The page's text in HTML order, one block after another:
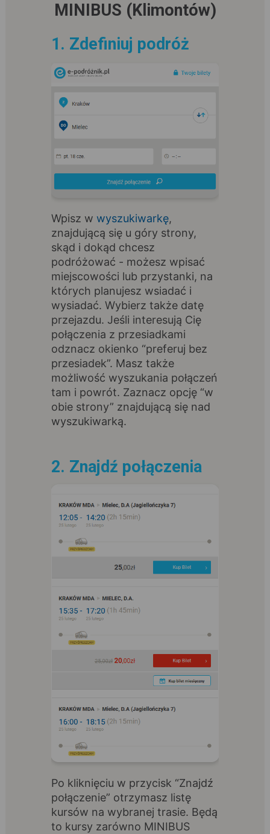
MINIBUS (Klimontów)
1. Zdefiniuj podróż
Wpisz w wyszukiwarkę,
znajdującą się u góry strony,
skąd i dokąd chcesz
podróżować - możesz wpisać
miejscowości lub przystanki, na
których planujesz wsiadać i
wysiadać. Wybierz także datę
przejazdu. Jeśli interesują Cię
połączenia z przesiadkami
odznacz okienko “preferuj bez
przesiadek”. Masz także
możliwość wyszukania połączeń
tam i powrót. Zaznacz opcję “w
obie strony” znajdującą się nad
wyszukiwarką.
2. Znajdź połączenia
Po kliknięciu w przycisk “Znajdź
połączenie” otrzymasz listę
kursów na wybranej trasie. Będą
to kursy zarówno MINIBUS